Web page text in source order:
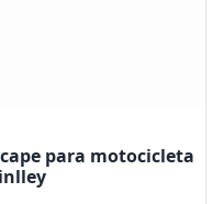
para motocicleta